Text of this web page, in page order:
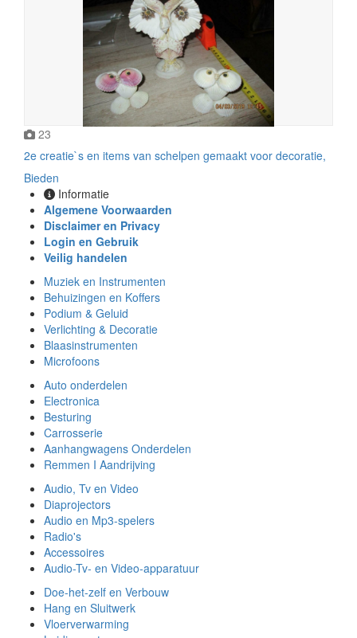
23
2e creatie`s en items van schelpen gemaakt voor decoratie,
Bieden
Informatie
Algemene Voorwaarden
Disclaimer en Privacy
Login en Gebruik
Veilig handelen
Muziek en Instrumenten
Behuizingen en Koffers
Podium & Geluid
Verlichting & Decoratie
Blaasinstrumenten
Microfoons
Auto onderdelen
Electronica
Besturing
Carrosserie
Aanhangwagens Onderdelen
Remmen I Aandrijving
Audio, Tv en Video
Diaprojectors
Audio en Mp3-spelers
Radio's
Accessoires
Audio-Tv- en Video-apparatuur
Doe-het-zelf en Verbouw
Hang en Sluitwerk
Vloerverwarming